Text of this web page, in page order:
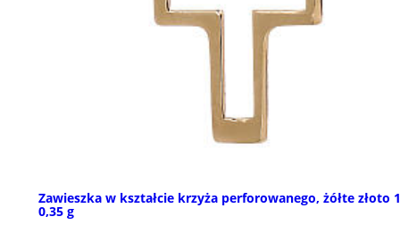
Zawieszka w kształcie krzyża perforowanego, żółte złoto
0,35 g